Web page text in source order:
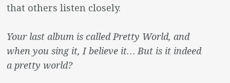
that others listen closely.
Your last album is called Pretty World, and
when you sing it, I believe it… But is it indeed
a pretty world?